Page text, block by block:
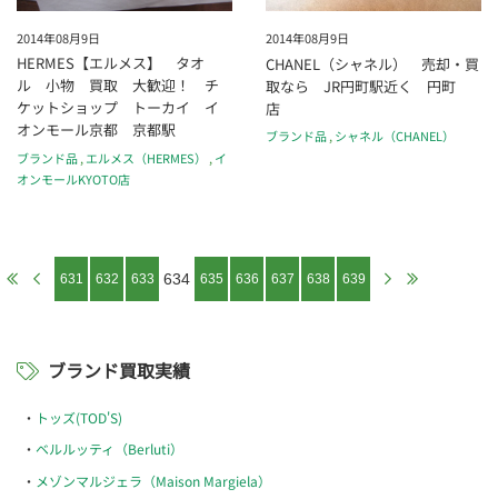
2014年08月9日
HERMES【エルメス】 タオ
ル 小物 買取 大歓迎！ チ
ケットショップ トーカイ イ
オンモール京都 京都駅
ブランド品, エルメス（HERMES） , イ
オンモールKYOTO店
2014年08月9日
CHANEL（シャネル） 売却・買
取なら JR円町駅近く 円町
店
ブランド品, シャネル（CHANEL）
631 632 633 634 635 636 637 638 639
ブランド買取実績
トッズ(TOD'S)
ベルルッティ（Berluti）
メゾンマルジェラ（Maison Margiela）